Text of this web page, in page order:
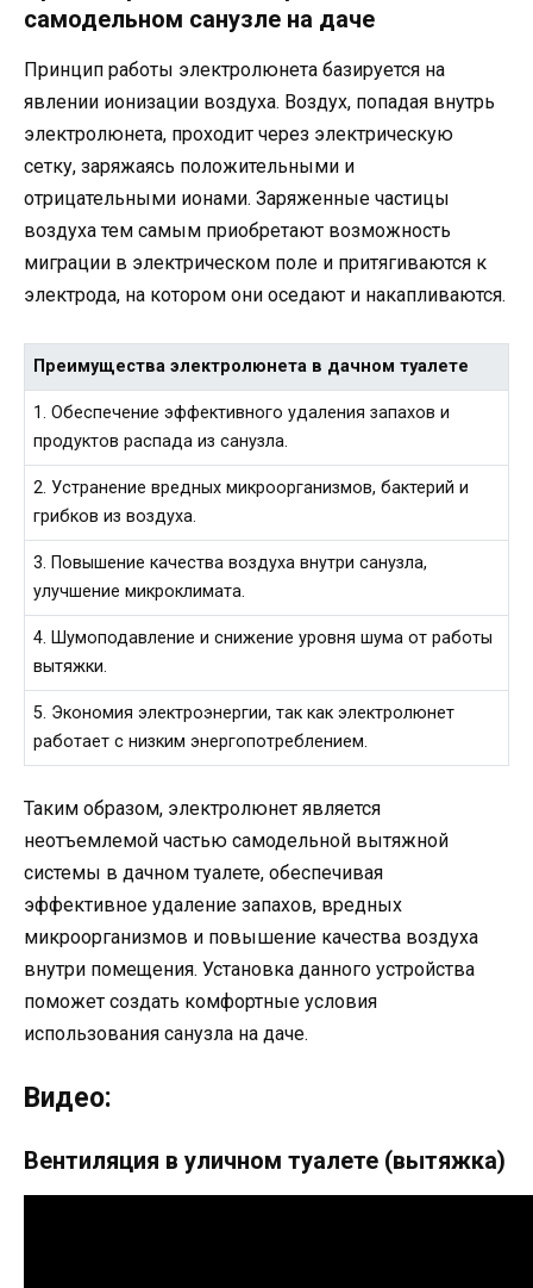
самодельном санузле на даче
Принцип работы электролюнета базируется на
явлении ионизации воздуха. Воздух, попадая внутрь
электролюнета, проходит через электрическую
сетку, заряжаясь положительными и
отрицательными ионами. Заряженные частицы
воздуха тем самым приобретают возможность
миграции в электрическом поле и притягиваются к
электрода, на котором они оседают и накапливаются.
Преимущества электролюнета в дачном туалете
1. Обеспечение эффективного удаления запахов и
продуктов распада из санузла.
2. Устранение вредных микроорганизмов, бактерий и
грибков из воздуха.
3. Повышение качества воздуха внутри санузла,
улучшение микроклимата.
4. Шумоподавление и снижение уровня шума от работы
вытяжки.
5. Экономия электроэнергии, так как электролюнет
работает с низким энергопотреблением.
Таким образом, электролюнет является
неотъемлемой частью самодельной вытяжной
системы в дачном туалете, обеспечивая
эффективное удаление запахов, вредных
микроорганизмов и повышение качества воздуха
внутри помещения. Установка данного устройства
поможет создать комфортные условия
использования санузла на даче.
Видео:
Вентиляция в уличном туалете (вытяжка)